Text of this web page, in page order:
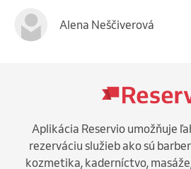
Alena Neščiverová
Aplikácia Reservio umožňuje
rezerváciu služieb ako sú
kozmetika, kaderníctvo,